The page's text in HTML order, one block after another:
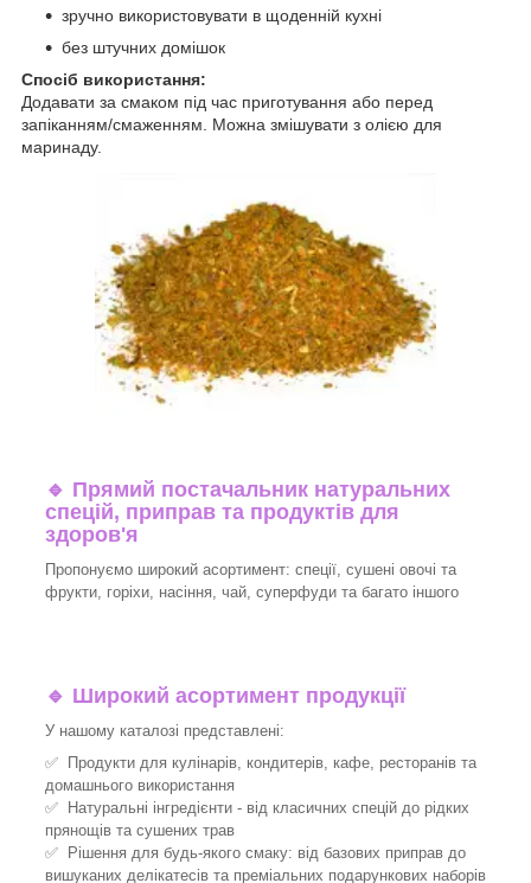
зручно використовувати в щоденній кухні
без штучних домішок
Спосіб використання:
Додавати за смаком під час приготування або перед
запіканням/смаженням. Можна змішувати з олією для
маринаду.
🔹 Прямий постачальник натуральних
спецій, приправ та продуктів для
здоров'я
Пропонуємо широкий асортимент: спеції, сушені овочі та
фрукти, горіхи, насіння, чай, суперфуди та багато іншого
🔹 Широкий асортимент продукції
У нашому каталозі представлені:
✅ Продукти для кулінарів, кондитерів, кафе, ресторанів та
домашнього використання
✅ Натуральні інгредієнти - від класичних спецій до рідких
прянощів та сушених трав
✅ Рішення для будь-якого смаку: від базових приправ до
вишуканих делікатесів та преміальних подарункових наборів